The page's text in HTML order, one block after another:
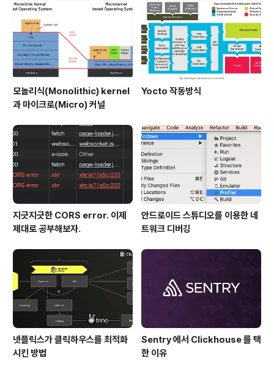
모놀리식(Monolithic) kernel
과 마이크로(Micro) 커널
Yocto 작동방식
지긋지긋한 CORS error. 이제
제대로 공부해보자.
안드로이드 스튜디오를 이용한 네
트워크 디버깅
넷플릭스가 클릭하우스를 최적화
시킨 방법
Sentry 에서 Clickhouse 를 택
한 이유